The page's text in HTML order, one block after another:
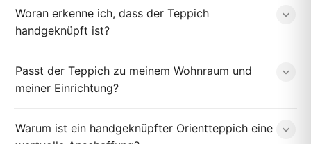
Woran erkenne ich, dass der Teppich
handgeknüpft ist?
Passt der Teppich zu meinem Wohnraum und
meiner Einrichtung?
Warum ist ein handgeknüpfter Orientteppich eine